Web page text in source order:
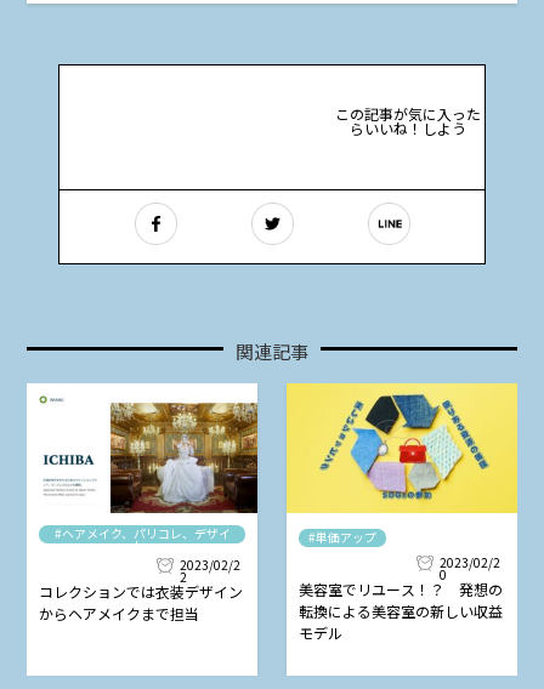
この記事が気に入った
らいいね！しよう
関連記事
#ヘアメイク、パリコレ、デザイ
ナー
2023/02/2
2
コレクションでは衣装デザイン
からヘアメイクまで担当
#単価アップ
2023/02/2
0
美容室でリユース！？ 発想の
転換による美容室の新しい収益
モデル